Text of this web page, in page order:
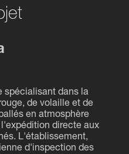
spécialisant dans la
de volaille et de
en atmosphère
l'expédition directe aux
L'établissement,
d'inspection des